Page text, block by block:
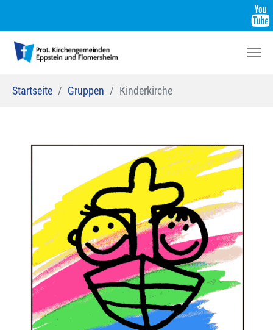
Startseite Gruppen Kinderkirche